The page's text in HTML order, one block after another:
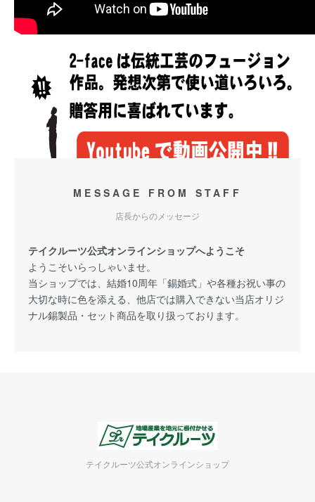
MESSAGE FROM STAFF
店長からのメッセージ
テイクルーツ公式オンラインショップへようこそ
ようこそいらっしゃいませ。
当ショップでは、結婚10周年「錫婚式」や各種お祝い事の
大切な時に色を添える、他店では購入できない当店オリジ
ナル錫製品・セット商品を取り扱っております。
テイクルーツ公式オンラインショップ